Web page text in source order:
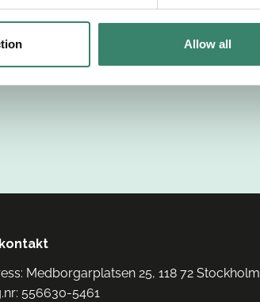
Allow all
Medborgarplatsen 25, 118 72 Stockholm
556630-5461